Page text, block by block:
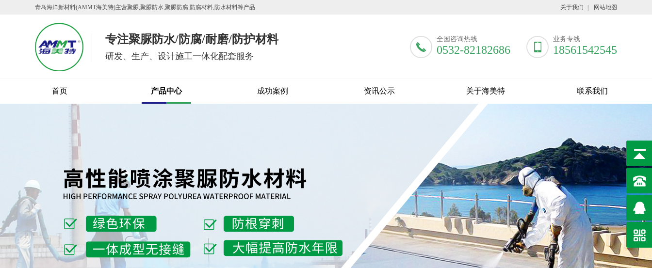
青岛海洋新材料(AMMT海美特)主营聚脲,聚脲防水,聚脲防腐,防腐材料,防水材料等产品. 关于我们 网站地图
专注聚脲防水/防腐/耐磨/防护材料
研发、生产、设计施工一体化配套服务
业务专线
18561542545
全国咨询热线
0532-82182686
首页 产品中心 成功案例 资讯公示 关于海美特 联系我们